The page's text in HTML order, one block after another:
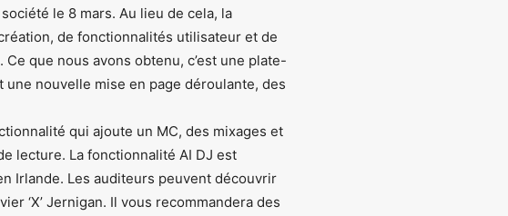
le 8 mars. Au lieu de cela, la
de fonctionnalités utilisateur et de
que nous avons obtenu, c’est une plate-
nouvelle mise en page déroulante, des
qui ajoute un MC, des mixages et
lecture. La fonctionnalité AI DJ est
Irlande. Les auditeurs peuvent découvrir
‘X’ Jernigan. Il vous recommandera des